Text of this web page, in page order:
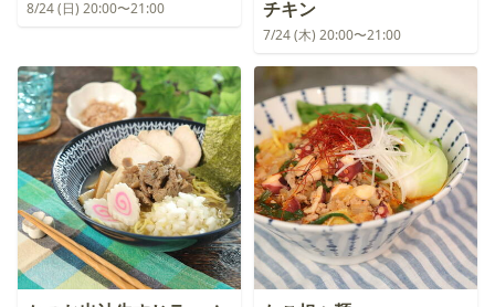
8/24 (日) 20:00〜21:00
チキン
7/24 (木) 20:00〜21:00